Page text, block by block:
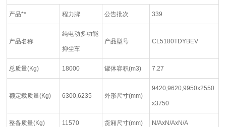
产品** 程力牌 公告批次 339
产品名称
纯电动多功能
抑尘车
产品型号 CL5180TDYBEV
总质量(Kg) 18000 罐体容积(m3) 7.27
额定载质量(Kg) 6300,6235 外形尺寸(mm)
9420,9620,9950x2550
x3750
整备质量(Kg) 11570 货厢尺寸(mm) N/AxN/AxN/A